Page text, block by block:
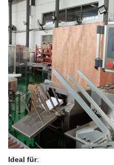
Ideal für: